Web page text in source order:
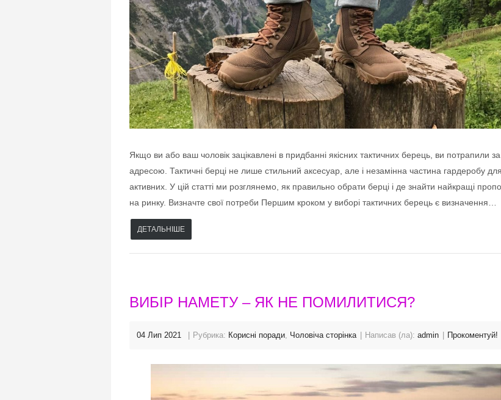
Якщо ви або ваш чоловік зацікавлені в придбанні якісних тактичних берець, ви потрапили за
адресою. Тактичні берці не лише стильний аксесуар, але і незамінна частина гардеробу для
активних. У цій статті ми розглянемо, як правильно обрати берці і де знайти найкращі
на ринку. Визначте свої потреби Першим кроком у виборі тактичних берець є визначення…
ДЕТАЛЬНІШЕ
ВИБІР НАМЕТУ – ЯК НЕ ПОМИЛИТИСЯ?
04 Лип 2021 Рубрика: Корисні поради Чоловіча сторінка Написав (ла): admin Прокоментуй!